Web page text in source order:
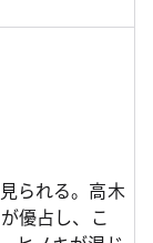
られる。高木
優占し、こ